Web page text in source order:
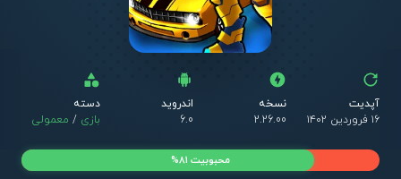
آپدیت
۱۶ فروردین ۱۴۰۲
نسخه
2.26.00
اندروید
6.0
دسته
بازی / معمولی
محبوبیت 81%